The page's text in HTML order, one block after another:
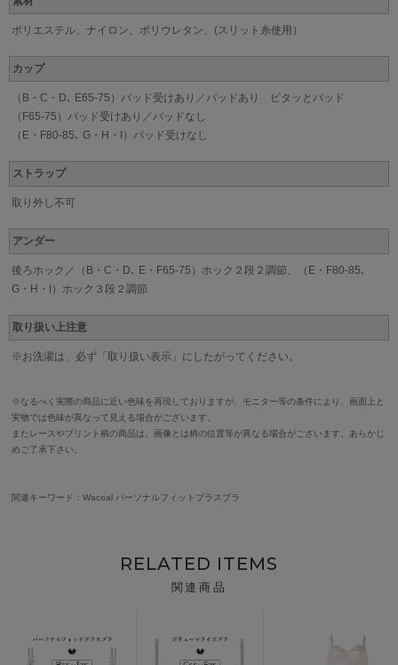
ポリエステル、ナイロン、ポリウレタン、(スリット糸使用）
カップ
（B・C・D､ E65-75）パッド受けあり／パッドあり ピタッとパッド
（F65-75）パッド受けあり／パッドなし
（E・F80-85､ G・H・I）パッド受けなし
ストラップ
取り外し不可
アンダー
後ろホック／（B・C・D､ E・F65-75）ホック２段２調節、（E・F80-85､
G・H・I）ホック３段２調節
取り扱い上注意
※お洗濯は、必ず「取り扱い表示」にしたがってください。
※なるべく実際の商品に近い色味を再現しておりますが、モニター等の条件により、画面上と
実物では色味が異なって見える場合がございます。
またレースやプリント柄の商品は、画像とは柄の位置等が異なる場合がございます。あらかじ
めご了承下さい。
関連キーワード：Wacoal パーソナルフィットプラスブラ
RELATED ITEMS
関連商品